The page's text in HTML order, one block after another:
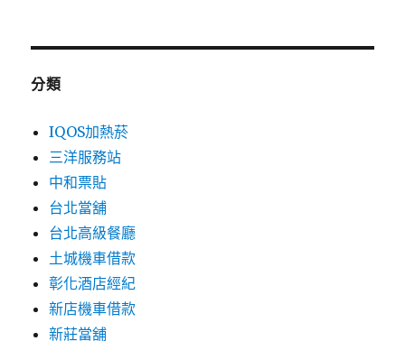
分類
IQOS加熱菸
三洋服務站
中和票貼
台北當舖
台北高級餐廳
土城機車借款
彰化酒店經紀
新店機車借款
新莊當舖